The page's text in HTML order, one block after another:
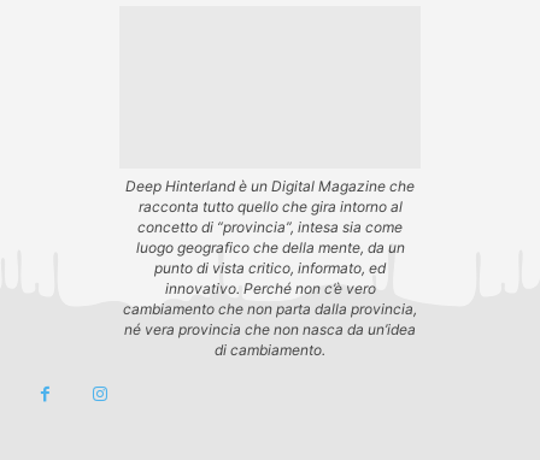
Deep Hinterland è un Digital Magazine che
racconta tutto quello che gira intorno al
concetto di “provincia”, intesa sia come
luogo geografico che della mente, da un
punto di vista critico, informato, ed
innovativo. Perché non c’è vero
cambiamento che non parta dalla provincia,
né vera provincia che non nasca da un’idea
di cambiamento.